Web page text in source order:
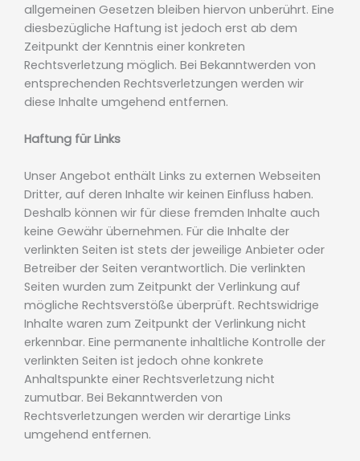
allgemeinen Gesetzen bleiben hiervon unberührt. Eine
diesbezügliche Haftung ist jedoch erst ab dem
Zeitpunkt der Kenntnis einer konkreten
Rechtsverletzung möglich. Bei Bekanntwerden von
entsprechenden Rechtsverletzungen werden wir
diese Inhalte umgehend entfernen.
Haftung für Links
Unser Angebot enthält Links zu externen Webseiten
Dritter, auf deren Inhalte wir keinen Einfluss haben.
Deshalb können wir für diese fremden Inhalte auch
keine Gewähr übernehmen. Für die Inhalte der
verlinkten Seiten ist stets der jeweilige Anbieter oder
Betreiber der Seiten verantwortlich. Die verlinkten
Seiten wurden zum Zeitpunkt der Verlinkung auf
mögliche Rechtsverstöße überprüft. Rechtswidrige
Inhalte waren zum Zeitpunkt der Verlinkung nicht
erkennbar. Eine permanente inhaltliche Kontrolle der
verlinkten Seiten ist jedoch ohne konkrete
Anhaltspunkte einer Rechtsverletzung nicht
zumutbar. Bei Bekanntwerden von
Rechtsverletzungen werden wir derartige Links
umgehend entfernen.